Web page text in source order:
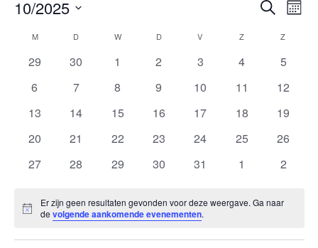
Zoeken
10/2025
datum.
Kalender
van
M MAANDAG
D DINSDAG
W WOENSDAG
D DONDERDAG
V VRIJDAG
Z ZATERDAG
Z
0
29
0
30
0
1
0
2
0
3
0
4
0
5
0
6
0
7
0
8
0
9
0
10
0
11
0
12
0
13
0
14
0
15
0
16
0
17
0
18
0
19
0
20
0
21
0
22
0
23
0
24
0
25
0
26
0
27
0
28
0
29
0
30
0
31
0
1
0
2
Bericht
Er zijn geen resultaten gevonden voor deze weergave. Ga naar
devolgende aankomende evenementen.